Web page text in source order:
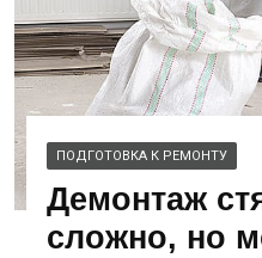
ПОДГОТОВКА К РЕМОНТУ
Демонтаж
сложно, но